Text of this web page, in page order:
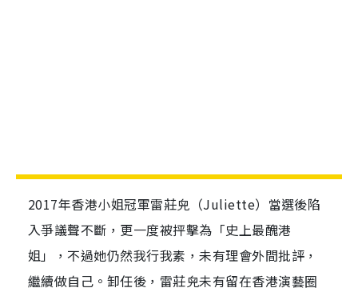
2017年香港小姐冠軍雷莊𠒇（Juliette）當選後陷
入爭議聲不斷，更一度被抨擊為「史上最醜港
姐」，不過她仍然我行我素，未有理會外間批評，
繼續做自己。卸任後，雷莊𠒇未有留在香港演藝圈